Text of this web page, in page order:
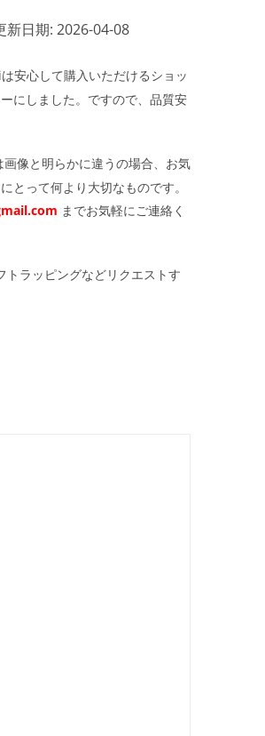
新日期: 2026-04-08
安心して購入いただけるショッ
にしました。ですので、品質安
像と明らかに違うの場合、お気
とって何より大切なものです。
までお気軽にご連絡く
ラッピングなどリクエストす